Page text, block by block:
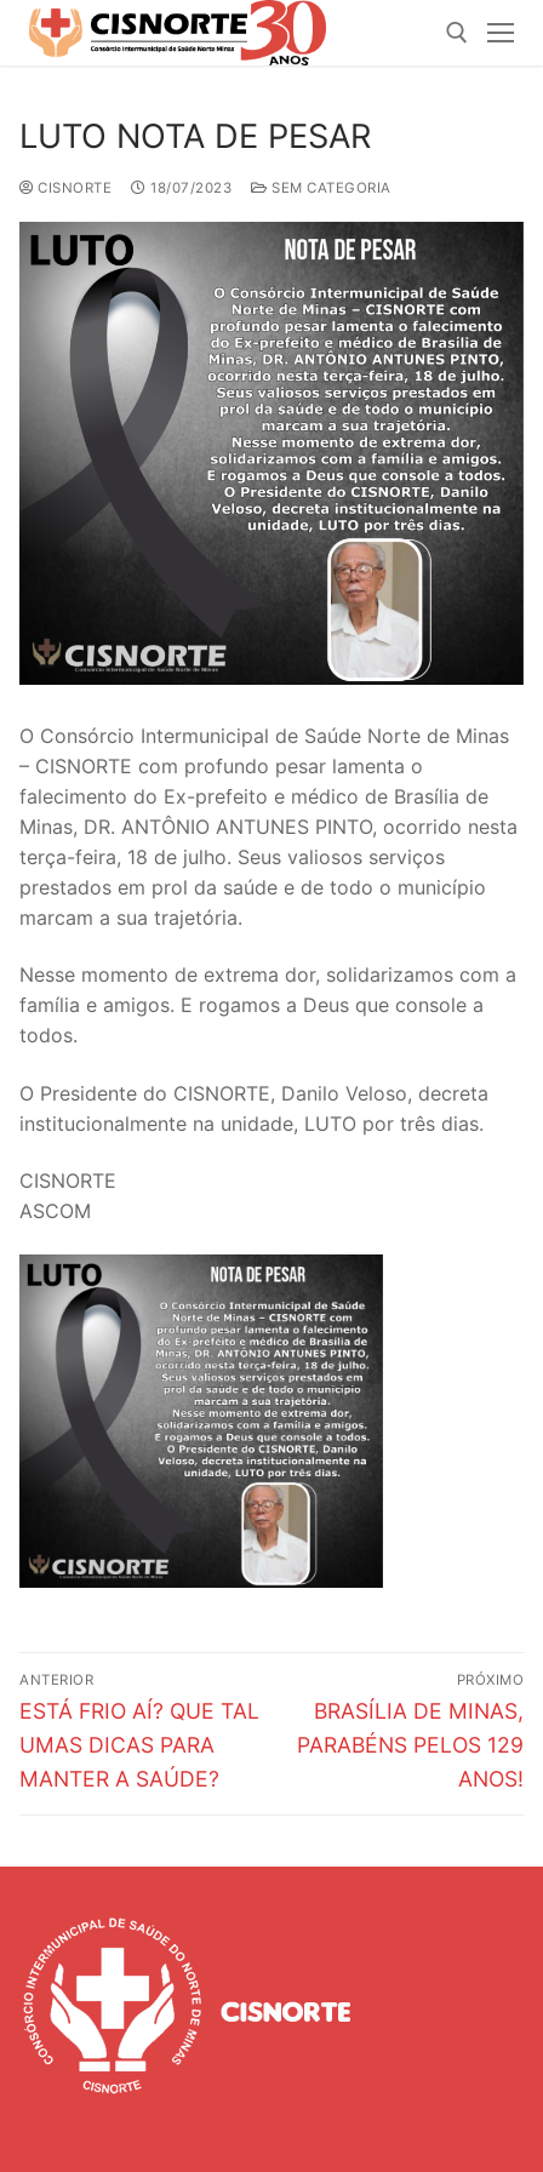
Pular
para
Pesquisar por:
LUTO NOTA DE PESAR
CISNORTE 18/07/2023 SEM CATEGORIA
O Consórcio Intermunicipal de Saúde Norte de Minas
– CISNORTE com profundo pesar lamenta o
falecimento do Ex-prefeito e médico de Brasília de
Minas, DR. ANTÔNIO ANTUNES PINTO, ocorrido nesta
terça-feira, 18 de julho. Seus valiosos serviços
prestados em prol da saúde e de todo o município
marcam a sua trajetória.
Nesse momento de extrema dor, solidarizamos com a
família e amigos. E rogamos a Deus que console a
todos.
O Presidente do CISNORTE, Danilo Veloso, decreta
institucionalmente na unidade, LUTO por três dias.
CISNORTE
ASCOM
Navegação
de
Post
ANTERIOR
Post
anterior:
ESTÁ FRIO AÍ? QUE TAL
UMAS DICAS PARA
MANTER A SAÚDE?
PRÓXIMO
Próximo
post:
BRASÍLIA DE MINAS,
PARABÉNS PELOS 129
ANOS!